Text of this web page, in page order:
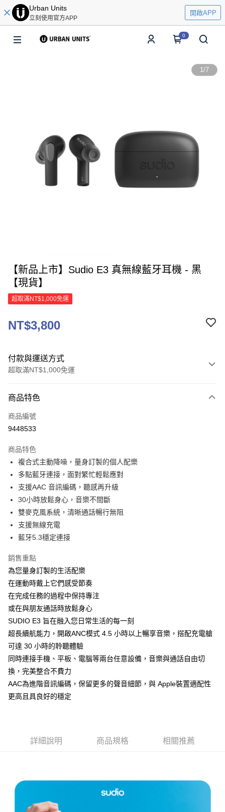
Urban Units
立刻使用官方APP
開啟APP
0
1/7
【新品上市】Sudio E3 真無線藍牙耳機 - 黑
【現貨】
超取滿NT$1,000免運
NT$3,800
付款與運送方式
超取滿NT$1,000免運
信用卡一次付款
信用卡分期付款
合作金庫商業銀行
華南商業銀行
彰化商業銀行
上海商業儲蓄銀行
台北富邦商業銀行
國泰世華商業銀行
臺灣中小企業銀行
匯豐（台灣）商業銀行
聯邦商業銀行
元大商業銀行
玉山商業銀行
台灣樂天信用卡公司
6 期 0 利率 每期
華南商業銀行
彰化商業銀行
上海商業儲蓄銀行
國泰世華商業銀行
臺灣中小企業銀行
台中商業銀行
匯豐（台灣）商業銀行
聯邦商業銀行
元大商業銀行
玉山商業銀行
台灣樂天信用卡公司
LINE Pay
Apple Pay
ATM付款
運送方式
每筆NT$80，滿NT$1,000(含以上)免運費
付款後7-11取貨
每筆NT$80，滿NT$1,000(含以上)免運費
每筆NT$120，滿NT$1,000(含以上)免運費
黑貓宅配(離島)
每筆NT$250，滿NT$2,000(含以上)免運費
付款後門市自取
每筆NT$120，滿NT$1,000(含以上)免運費
商品特色
商品編號
9448533
商品特色
複合式主動降噪，量身訂製的個人配樂
多點藍牙連接，面對繁忙輕鬆應對
支援AAC 音訊編碼，聽感再升級
30小時放鬆身心，音樂不間斷
雙麥克風系統，清晰通話暢行無阻
支援無線充電
藍牙5.3穩定連接
銷售重點
為您量身訂製的生活配樂
在運動時戴上它們感受節奏
在完成任務的過程中保持專注
或在與朋友通話時放鬆身心
SUDIO E3 旨在融入您日常生活的每一刻
超長續航能力，開啟ANC模式 4.5 小時以上暢享音樂，搭配充電艙
可達 30 小時的聆聽體驗
同時連接手機、平板、電腦等兩台任意設備，音樂與通話自由切
換，完美整合不費力
AAC為進階音訊編碼，保留更多的聲音細節，與 Apple裝置適配性
更高且具良好的穩定
詳細說明 商品規格 相關推薦